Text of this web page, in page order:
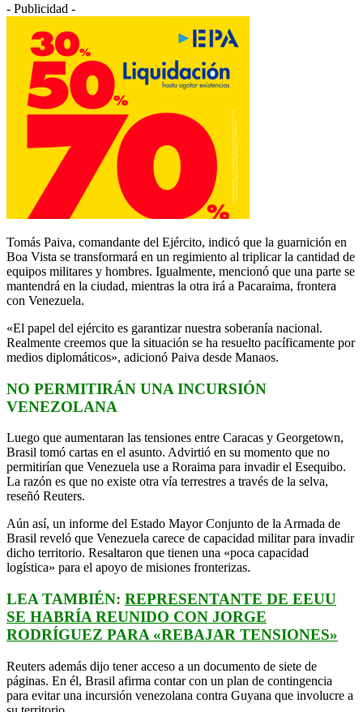
- Publicidad -
Tomás Paiva, comandante del Ejército, indicó que la guarnición en
Boa Vista se transformará en un regimiento al triplicar la cantidad de
equipos militares y hombres. Igualmente, mencionó que una parte se
mantendrá en la ciudad, mientras la otra irá a Pacaraima, frontera
con Venezuela.
«El papel del ejército es garantizar nuestra soberanía nacional.
Realmente creemos que la situación se ha resuelto pacíficamente por
medios diplomáticos», adicionó Paiva desde Manaos.
NO PERMITIRÁN UNA INCURSIÓN
VENEZOLANA
Luego que aumentaran las tensiones entre Caracas y Georgetown,
Brasil tomó cartas en el asunto. Advirtió en su momento que no
permitirían que Venezuela use a Roraima para invadir el Esequibo.
La razón es que no existe otra vía terrestres a través de la selva,
reseñó Reuters.
Aún así, un informe del Estado Mayor Conjunto de la Armada de
Brasil reveló que Venezuela carece de capacidad militar para invadir
dicho territorio. Resaltaron que tienen una «poca capacidad
logística» para el apoyo de misiones fronterizas.
LEA TAMBIÉN: REPRESENTANTE DE EEUU
SE HABRÍA REUNIDO CON JORGE
RODRÍGUEZ PARA «REBAJAR TENSIONES»
Reuters además dijo tener acceso a un documento de siete de
páginas. En él, Brasil afirma contar con un plan de contingencia
para evitar una incursión venezolana contra Guyana que involucre a